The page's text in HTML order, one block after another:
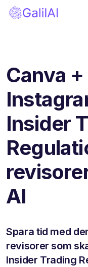
Canva
Insider
AI
Spara tid med
revisorer som
Insider Trading